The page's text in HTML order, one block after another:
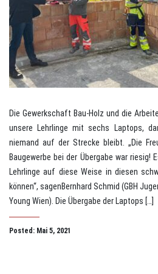
Die Gewerkschaft Bau-Holz und die
unsere Lehrlinge mit sechs Laptops,
niemand auf der Strecke bleibt. „Die
Baugewerbe bei der Übergabe war riesig!
Lehrlinge auf diese Weise in diesen
können“, sagenBernhard Schmid (GBH
Young Wien). Die Übergabe der Laptops […]
Posted: Mai 5, 2021